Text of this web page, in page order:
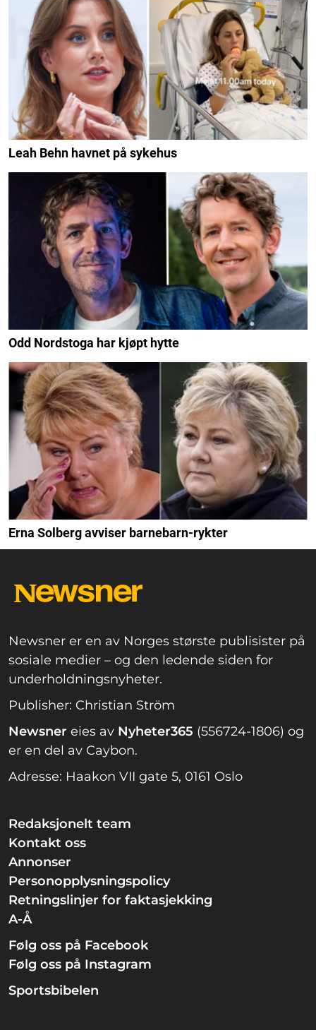
Leah Behn havnet på sykehus
Odd Nordstoga har kjøpt hytte
Erna Solberg avviser barnebarn-rykter
Newsner er en av Norges største publisister på
sosiale medier – og den ledende siden for
underholdningsnyheter.
Publisher: Christian Ström
Newsner eies av Nyheter365 (556724-1806) og
er en del av Caybon.
Adresse: Haakon VII gate 5, 0161 Oslo
Redaksjonelt team
Kontakt oss
Annonser
Personopplysningspolicy
Retningslinjer for faktasjekking
A-Å
Følg oss på Facebook
Følg oss på Instagram
Sportsbibelen